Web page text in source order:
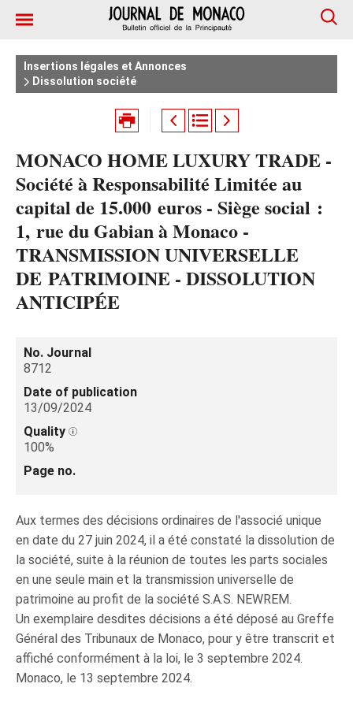
Insertions légales et Annonces
Dissolution société
MONACO HOME LUXURY TRADE -
Société à Responsabilité Limitée au
capital de 15.000 euros - Siège social :
1, rue du Gabian à Monaco -
TRANSMISSION UNIVERSELLE
DE PATRIMOINE - DISSOLUTION
ANTICIPÉE
No. Journal
8712
Date of publication
13/09/2024
Quality
100%
Page no.
Aux termes des décisions ordinaires de l'associé unique
en date du 27 juin 2024, il a été constaté la dissolution de
la société, suite à la réunion de toutes les parts sociales
en une seule main et la transmission universelle de
patrimoine au profit de la société S.A.S. NEWREM.
Un exemplaire desdites décisions a été déposé au Greffe
Général des Tribunaux de Monaco, pour y être transcrit et
affiché conformément à la loi, le 3 septembre 2024.
Monaco, le 13 septembre 2024.